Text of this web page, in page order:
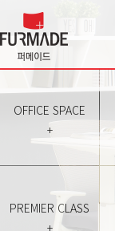
OFFICE SPACE
+
PREMIER CLASS
+